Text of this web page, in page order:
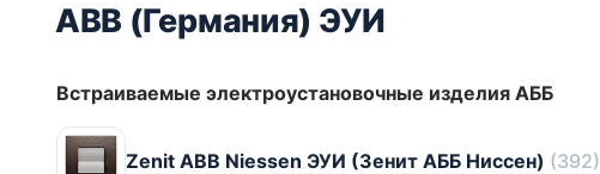
ABB (Германия) ЭУИ
Встраиваемые электроустановочные изделия АББ
Zenit ABB Niessen ЭУИ (Зенит АББ Ниссен) (392)